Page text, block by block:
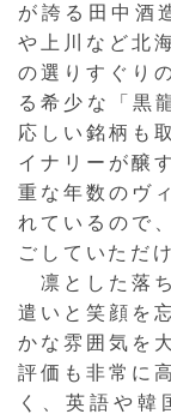
が誇る田中酒
や上川など北
の選りすぐり
る希少な「黒
応しい銘柄も
イナリーが醸
重な年数のヴ
れているので
ごしていただ
凛とした落
遣いと笑顔を
かな雰囲気を
評価も非常に
く、英語や韓